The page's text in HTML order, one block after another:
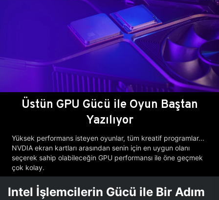
Üstün GPU Gücü ile Oyun Baştan
Yazılıyor
Yüksek performans isteyen oyunlar, tüm kreatif programlar...
NVDIA ekran kartları arasından senin için en uygun olanı
seçerek sahip olabileceğin GPU performansı ile öne geçmek
çok kolay.
Intel İşlemcilerin Gücü ile Bir Adım